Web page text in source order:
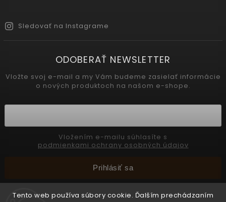
Tento web používa súbory cookie. Ďalším prechádzaním
Sledovať na Instagrame
ODOBERAŤ NEWSLETTER
Vložte svoj e-mail a my Vám budeme zasielať informácie
o nových produktoch na našom e-shope.
podmienkami ochrany osobných údajov
Prihlásiť sa